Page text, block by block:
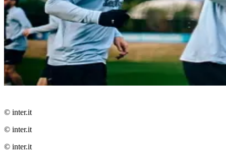
© inter.it
© inter.it
© inter.it